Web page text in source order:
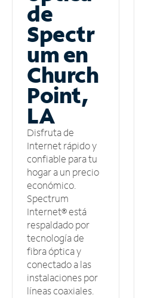
de
Spectr
um en
Church
Point,
LA
Disfruta de
Internet rápido y
confiable para tu
hogar a un precio
económico.
Spectrum
Internet® está
respaldado por
tecnología de
fibra óptica y
conectado a las
instalaciones por
líneas coaxiales.